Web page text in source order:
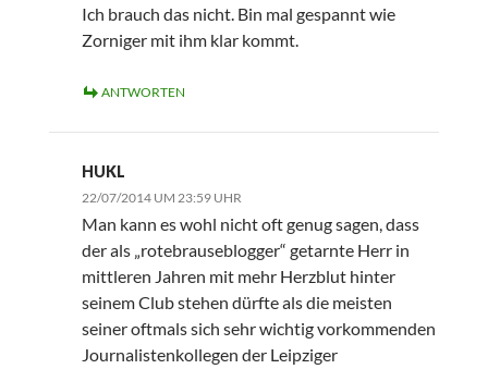
Ich brauch das nicht. Bin mal gespannt wie
Zorniger mit ihm klar kommt.
ANTWORTEN
HUKL
22/07/2014 UM 23:59 UHR
Man kann es wohl nicht oft genug sagen, dass
der als „rotebrauseblogger“ getarnte Herr in
mittleren Jahren mit mehr Herzblut hinter
seinem Club stehen dürfte als die meisten
seiner oftmals sich sehr wichtig vorkommenden
Journalistenkollegen der Leipziger